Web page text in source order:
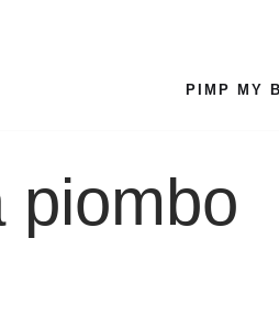
PIMP MY
piombo